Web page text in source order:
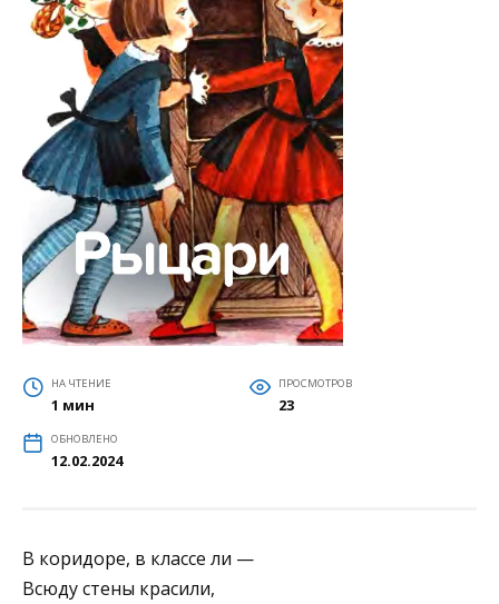
НА ЧТЕНИЕ
1 мин
ПРОСМОТРОВ
23
ОБНОВЛЕНО
12.02.2024
В коридоре, в классе ли —
Всюду стены красили,